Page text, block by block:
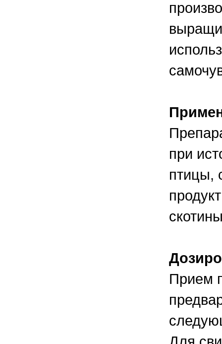
при
птицы,
Прием